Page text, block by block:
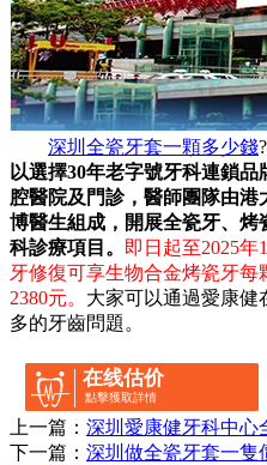
深圳全瓷牙套一顆多少錢?
以選擇30年老字號牙科連鎖
腔醫院及門診，醫師團隊由
博醫生組成，開展全瓷牙、
科診療項目。
即日起至2025
牙修復可享生物合金烤瓷牙
2380元。 大家可以通過愛康健
多的牙齒問題。
在线估价
點擊獲取詳情
上一篇： 深圳愛康健牙科中心
下一篇： 深圳做全瓷牙套一隻